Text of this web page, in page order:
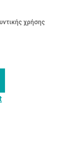
χρήσης